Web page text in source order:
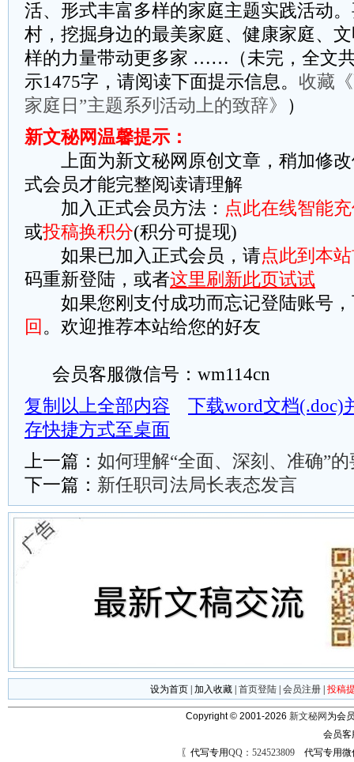
活、形式丰富多样的家庭主题实践活动
村，挖掘身边的最美家庭、健康家庭、
样的力量带动更多家 ……（未完，全文
示1475字，请阅读下面提示信息。 收藏
家庭日”主题系列活动上的致辞》
）
新文秘网温馨提示：
上面为新文秘网原创文章，稍加修改
式会员才能完整阅读请理解
加入正式会员方法： 点此在线智能
或投稿换积分(积分可提现)
如果已加入正式会员，请点此到本
码重新登陆，或者这里刷新此页试试
如果您刚支付成功而忘记登陆账号，
回 。欢迎推荐本站给您的好友
会员客服微信号：wm114cn
复制以上全部内容
下载word文档(.doc)
存快捷方式至桌面
上一篇： 如何理解“全面、深刻、准确”
下一篇： 新任职司法局长表态发言
设为首页 加入收藏 首页登陆 会员注册 投稿
Copyright © 2001-2026 新文秘网 为会
会员
〖代写专用QQ：524523809代写专用微